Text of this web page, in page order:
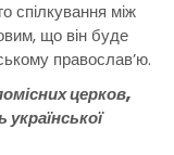
спілкування між
що він буде
православ’ю.
церков,